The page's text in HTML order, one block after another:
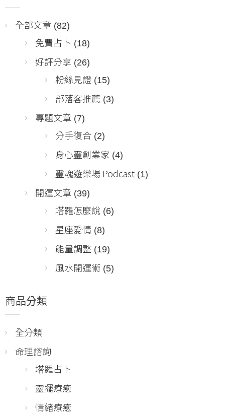
全部文章 (82)
免費占卜 (18)
好評分享 (26)
粉絲見證 (15)
部落客推薦 (3)
專題文章 (7)
分手復合 (2)
身心靈創業家 (4)
靈魂遊樂場 Podcast (1)
開運文章 (39)
塔羅怎麼說 (6)
星座愛情 (8)
能量調整 (19)
風水開運術 (5)
商品分類
全分類
命理諮詢
塔羅占卜
靈擺療癒
情緒療癒